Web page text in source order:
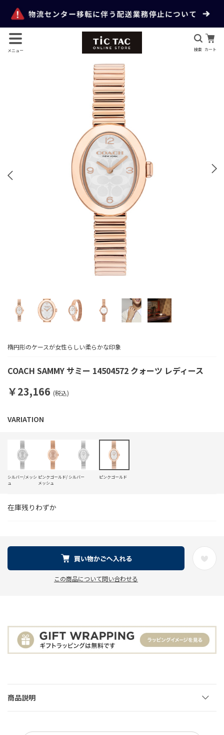
メニュー 検索 カート
COACH SAMMY サミー 14504572 クォーツ レディース
楕円形のケースが女性らしい柔らかな印象
￥23,166 (税込)
在庫残りわずか
シルバー/メッシ
ュ
ピンクゴールド/
メッシュ
シルバー ピンクゴールド
この商品について問い合わせる
商品説明